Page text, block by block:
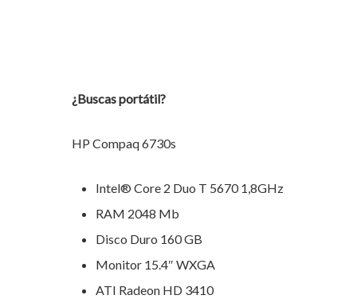
¿Buscas portátil?
HP Compaq 6730s
Intel® Core 2 Duo T 5670 1,8GHz
RAM 2048 Mb
Disco Duro 160 GB
Monitor 15.4″ WXGA
ATI Radeon HD 3410